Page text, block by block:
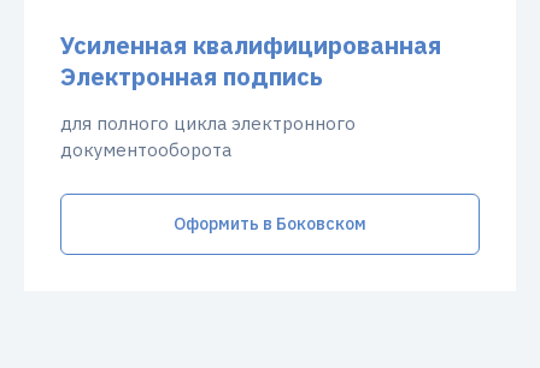
Усиленная квалифицированная
Электронная подпись
для полного цикла электронного
документооборота
Оформить в Боковском